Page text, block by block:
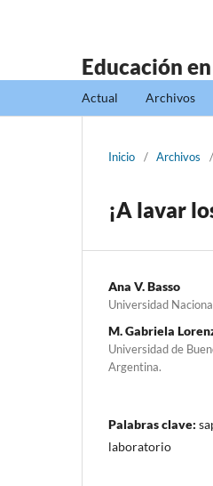
Educación
Actual Archivos
Inicio / Archivos /
¡A lavar
Ana V. Basso
Universidad
M. Gabriela
Universidad de
Argentina.
Palabras clave:
laboratorio